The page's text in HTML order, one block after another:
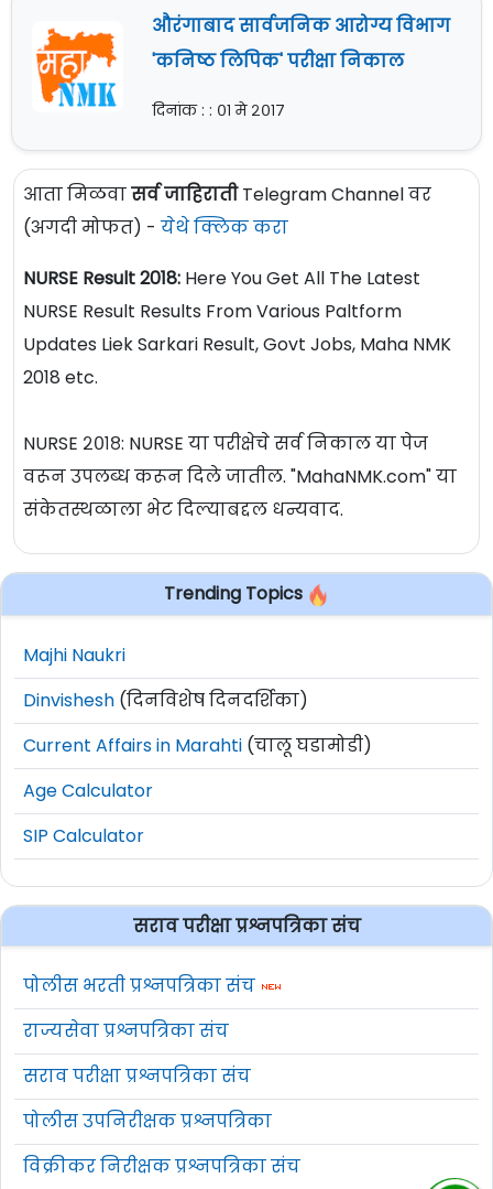
औरंगाबाद सार्वजनिक आरोग्य विभाग
'कनिष्ठ लिपिक' परीक्षा निकाल
दिनांक : : ०१ मे २०१७
आता मिळवा सर्व जाहिराती Telegram Channel वर
(अगदी मोफत) - येथे क्लिक करा
NURSE Result 2018: Here You Get All The Latest
NURSE Result Results From Various Paltform
Updates Liek Sarkari Result, Govt Jobs, Maha NMK
2018 etc.
NURSE २०१८: NURSE या परीक्षेचे सर्व निकाल या पेज
वरून उपलब्ध करून दिले जातील. "MahaNMK.com" या
संकेतस्थळाला भेट दिल्याबद्दल धन्यवाद.
Trending Topics
Majhi Naukri
Dinvishesh (दिनविशेष दिनदर्शिका)
Current Affairs in Marahti (चालू घडामोडी)
Age Calculator
SIP Calculator
सराव परीक्षा प्रश्नपत्रिका संच
पोलीस भरती प्रश्नपत्रिका संच
राज्यसेवा प्रश्नपत्रिका संच
सराव परीक्षा प्रश्नपत्रिका संच
पोलीस उपनिरीक्षक प्रश्नपत्रिका
विक्रीकर निरीक्षक प्रश्नपत्रिका संच